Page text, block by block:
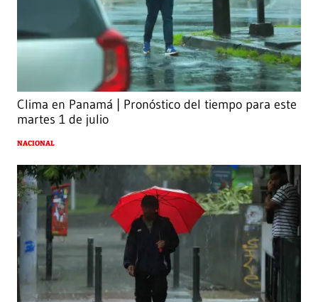
Clima en Panamá | Pronóstico del tiempo para este
martes 1 de julio
NACIONAL